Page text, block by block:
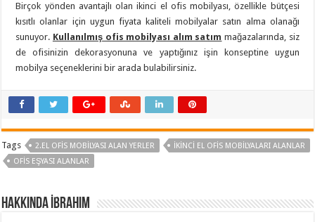
Birçok yönden avantajlı olan ikinci el ofis mobilyası, özellikle bütçesi
kısıtlı olanlar için uygun fiyata kaliteli mobilyalar satın alma olanağı
sunuyor. Kullanılmış ofis mobilyası alım satım mağazalarında, siz
de ofisinizin dekorasyonuna ve yaptığınız işin konseptine uygun
mobilya seçeneklerini bir arada bulabilirsiniz.
Tags 2.EL OFIS MOBILYASI ALAN YERLER
İKINCI EL OFIS MOBILYALARI ALANLAR
OFIS EŞYASI ALANLAR
Hakkında İbrahim